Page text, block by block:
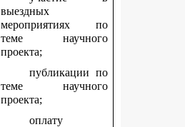
выездных
мероприятиях по
теме научного
проекта;
публикации по
теме научного
проекта;
оплату